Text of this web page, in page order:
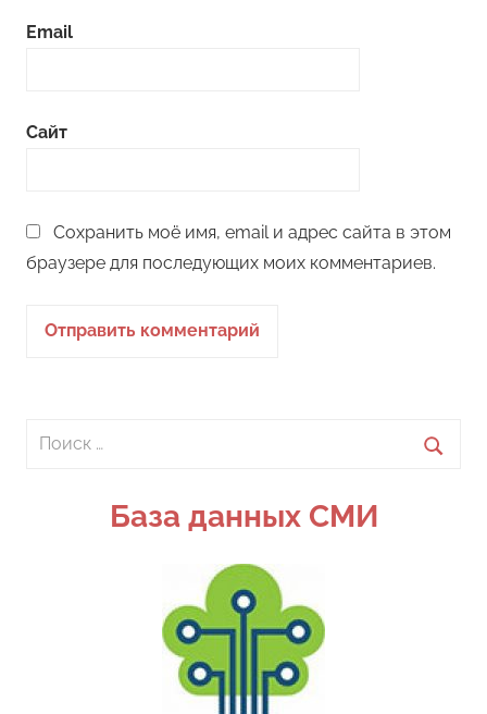
Email
Сайт
Сохранить моё имя, email и адрес сайта в этом
браузере для последующих моих комментариев.
Поиск
База данных СМИ